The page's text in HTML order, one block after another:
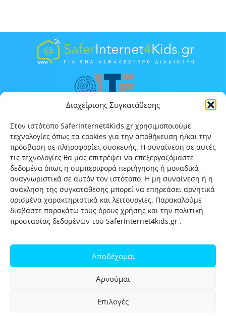
Διαχείρισης Συγκατάθεσης
Στον ιστότοπο SaferInternet4Kids.gr χρησιμοποιούμε
τεχνολογίες όπως τα cookies για την αποθήκευση ή/και την
πρόσβαση σε πληροφορίες συσκευής. Η συναίνεση σε αυτές
τις τεχνολογίες θα μας επιτρέψει να επεξεργαζόμαστε
δεδομένα όπως η συμπεριφορά περιήγησης ή μοναδικά
αναγνωριστικά σε αυτόν τον ιστότοπο. Η μη συναίνεση ή η
ανάκληση της συγκατάθεσης μπορεί να επηρεάσει αρνητικά
ορισμένα χαρακτηριστικά και λειτουργίες. Παρακαλούμε
διαβάστε παρακάτω τους όρους χρήσης και την πολιτική
προστασίας δεδομένων του SaferInternet4kids.gr .
Αποδέχομαι
Αρνούμαι
Επιλογές
Πολιτική προστασίας δεδομένων
Πολιτική Προστασίας Παιδιών και Εφήβων
Όροι χρήσης
Help-Line